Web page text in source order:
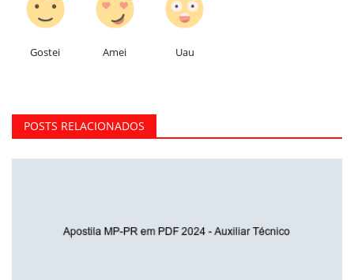
Gostei Amei Uau
POSTS RELACIONADOS